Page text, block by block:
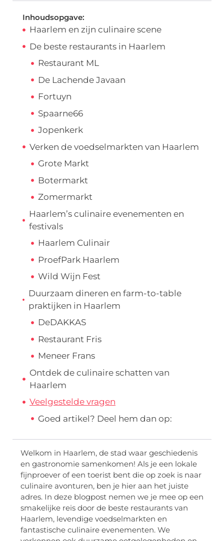
Inhoudsopgave:
Haarlem en zijn culinaire scene
De beste restaurants in Haarlem
Restaurant ML
De Lachende Javaan
Fortuyn
Spaarne66
Jopenkerk
Verken de voedselmarkten van Haarlem
Grote Markt
Botermarkt
Zomermarkt
Haarlem’s culinaire evenementen en
festivals
Haarlem Culinair
ProefPark Haarlem
Wild Wijn Fest
Duurzaam dineren en farm-to-table
praktijken in Haarlem
DeDAKKAS
Restaurant Fris
Meneer Frans
Ontdek de culinaire schatten van
Haarlem
Veelgestelde vragen
Goed artikel? Deel hem dan op:
Welkom in Haarlem, de stad waar geschiedenis
en gastronomie samenkomen! Als je een lokale
fijnproever of een toerist bent die op zoek is naar
culinaire avonturen, ben je hier aan het juiste
adres. In deze blogpost nemen we je mee op een
smakelijke reis door de beste restaurants van
Haarlem, levendige voedselmarkten en
fantastische culinaire evenementen. We